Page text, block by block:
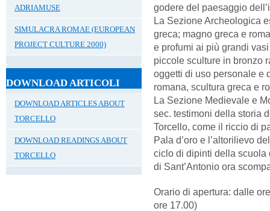
ADRIAMUSE
SIMULACRA ROMAE (EUROPEAN
PROJECT CULTURE 2000)
DOWNLOAD ARTICOLI
DOWNLOAD ARTICLES ABOUT
TORCELLO
DOWNLOAD READINGS ABOUT
TORCELLO
godere del paesaggio
La Sezione Archeologica
greca; magno greca e
e profumi ai più grandi
piccole sculture in bronzo
oggetti di uso personale e
romana, scultura greca e
La Sezione Medievale e
sec. testimoni della storia
Torcello, come il riccio di
Pala d’oro e l’altorilievo
ciclo di dipinti della scuola
di Sant’Antonio ora
Orario di apertura: dalle
ore 17.00)